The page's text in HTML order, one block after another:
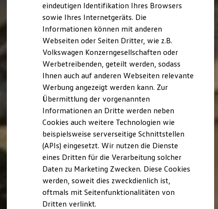
Lifestyle Shop
T-Roc Kollektion
Golf Kollektion
Volkswagen Kollektion
R-Kollektion
GTI Kollektion
Fußball Drop
we drive football
#wedriveproud
Besitzer und Service
myVolkswagen
Software Updates
Service und Ersatzteile
Inspektion und HU/AU
Reparaturen und Checks
Motorenöl und Flüssigkeiten
Räder und Reifen
Pannen- und Unfallhilfe
Economy Service
Volkswagen Teile
Zubehör
Modellspezifisches Zubehör
eindeutigen Identifikation Ihres Browsers
sowie Ihres Internetgeräts. Die
Informationen können mit anderen
Webseiten oder Seiten Dritter, wie z.B.
Volkswagen Konzerngesellschaften oder
Werbetreibenden, geteilt werden, sodass
Ihnen auch auf anderen Webseiten relevante
Werbung angezeigt werden kann. Zur
Übermittlung der vorgenannten
Informationen an Dritte werden neben
Cookies auch weitere Technologien wie
beispielsweise serverseitige Schnittstellen
(APIs) eingesetzt. Wir nutzen die Dienste
eines Dritten für die Verarbeitung solcher
Daten zu Marketing Zwecken. Diese Cookies
werden, soweit dies zweckdienlich ist,
oftmals mit Seitenfunktionalitäten von
Dritten verlinkt.